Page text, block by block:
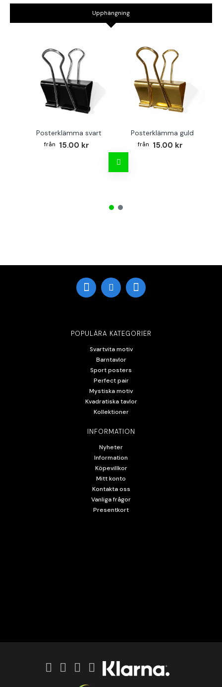
Upphängning
Posterklämma svart
15.00 kr
Posterklämma guld
15.00 kr
POPULÄRA KATEGORIER
Svartvita motiv
Barntavlor
Sport posters
Perfect pair
Mystiska motiv
Kvadratiska tavlor
Kollektioner
INFORMATION
Nyheter
Information
Köpevillkor
Mitt konto
Kontakta oss
Vanliga frågor
Presentkort